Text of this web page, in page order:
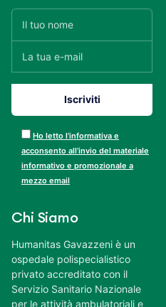
Ho letto l’informativa e
acconsento all’invio del materiale
informativo e promozionale a
mezzo email
Chi Siamo
Humanitas Gavazzeni è un
ospedale polispecialistico
privato accreditato con il
Servizio Sanitario Nazionale
per le attività ambulatoriali e